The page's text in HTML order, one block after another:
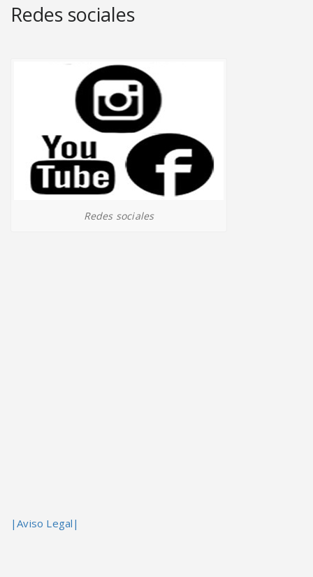
Redes sociales
Redes sociales
|Aviso Legal|